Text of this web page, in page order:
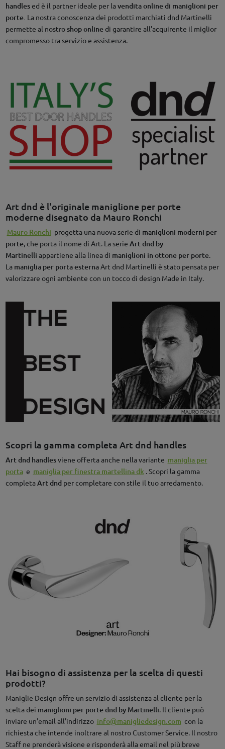
handlesed è il partner ideale per lavendita online di maniglioni per
porte. La nostra conoscenza dei prodotti marchiati dnd Martinelli
permette al nostroshop onlinedi garantire all'acquirente il miglior
compromesso tra servizio e assistenza.
Art dnd è l'originale maniglione per porte
moderne disegnato da Mauro Ronchi
Mauro Ronchi progetta una nuova serie di maniglioni moderni per
porte, che porta il nome di Art. La serie Art dnd by
Martinelli appartiene alla linea di maniglioni in ottone per porte.
La maniglia per porta esternaArt dnd Martinelli è stato pensata per
valorizzare ogni ambiente con un tocco di design Made in Italy.
Scopri la gamma completa Art dnd handles
Art dnd handlesviene offerta anche nella variante maniglia per
porta e maniglia per finestra martellina dk . Scopri la gamma
completaArt dndper completare con stile il tuo arredamento.
Hai bisogno di assistenza per la scelta di questi
prodotti?
Maniglie Design offre un servizio di assistenza al cliente per la
scelta dei maniglioni per porte dnd by Martinelli . Il cliente può
inviare un'email all'indirizzo info@manigliedesign.com con la
richiesta che intende inoltrare al nostro Customer Service. Il nostro
Staff ne prenderà visione e risponderà alla email nel più breve